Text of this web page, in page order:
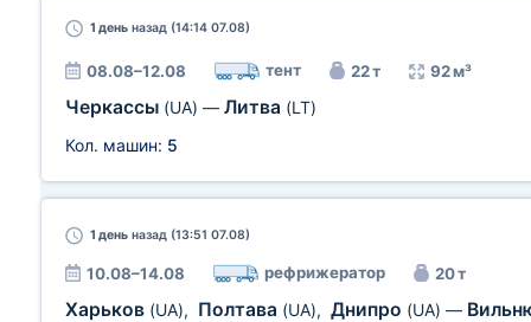
1 день назад (14:14 07.08)
08.08–12.08 тент 22 т 92 м³
Черкассы (UA) — Литва (LT)
Кол. машин: 5
1 день назад (13:51 07.08)
10.08–14.08 рефрижератор 20 т
Харьков (UA), Полтава (UA), Днипро (UA) —